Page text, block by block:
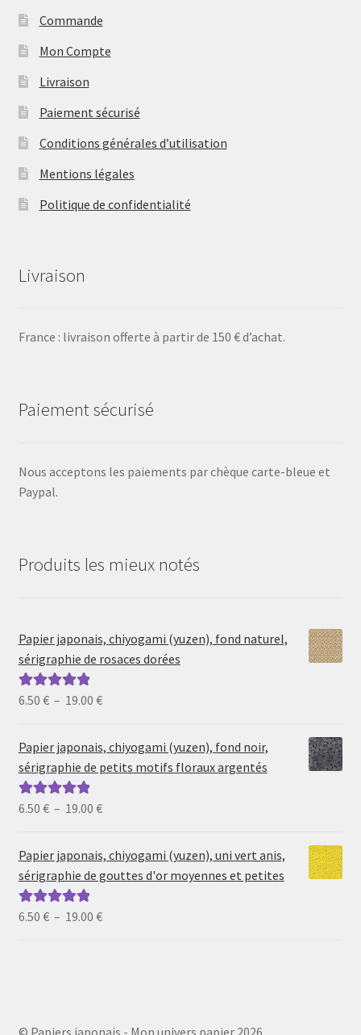
Commande
Mon Compte
Livraison
Paiement sécurisé
Conditions générales d’utilisation
Mentions légales
Politique de confidentialité
Livraison
France : livraison offerte à partir de 150 € d’achat.
Paiement sécurisé
Nous acceptons les paiements par chèque carte-bleue et
Paypal.
Produits les mieux notés
Papier japonais, chiyogami (yuzen), fond naturel,
sérigraphie de rosaces dorées
Note5.00sur
6.50 € – 19.00 €Plage
prix :
6.50 €
19.00 €
Papier japonais, chiyogami (yuzen), fond noir,
sérigraphie de petits motifs floraux argentés
Note5.00sur
6.50 € – 19.00 €Plage
prix :
6.50 €
19.00 €
Papier japonais, chiyogami (yuzen), uni vert anis,
sérigraphie de gouttes d'or moyennes et petites
Note5.00sur
6.50 € – 19.00 €Plage